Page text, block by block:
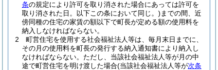
条の規定により許可を取り消された場合にあっては許可を
取り消された日。以下この条において同じ。) までの間、近
傍同種の住宅の家賃の額以下で町長が定める額の使用料を
納入しなければならない。
2
町営住宅を使用する社会福祉法人等は、毎月末日までに、
その月の使用料を町長の発行する納入通知書により納入し
なければならない。 ただし、当該社会福祉法人等が月の中
途で町営住宅を明け渡した場合(当該社会福祉法人等が次条